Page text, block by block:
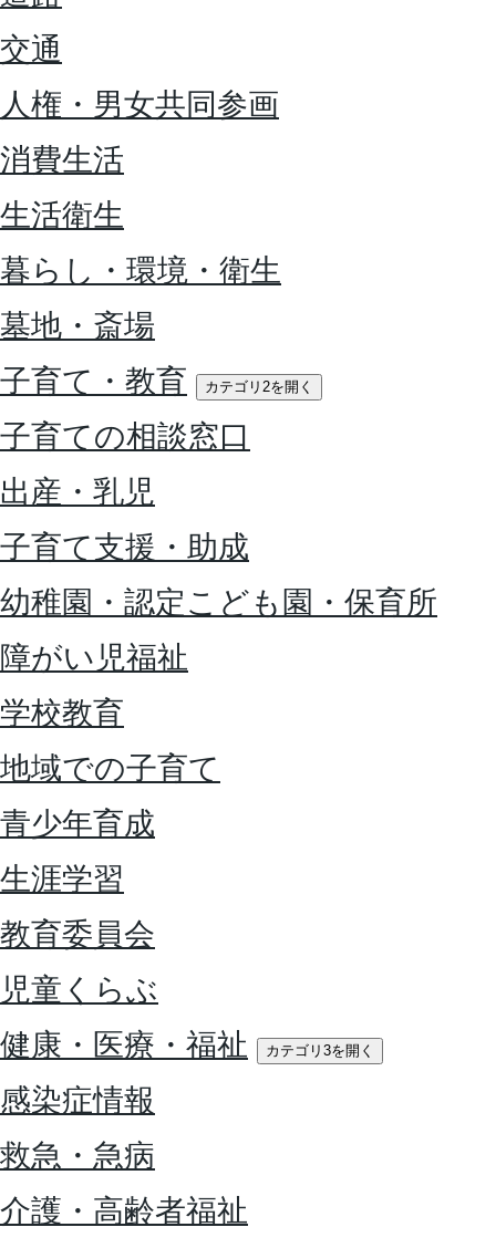
交通
人権・男女共同参画
消費生活
生活衛生
暮らし・環境・衛生
墓地・斎場
子育て・教育
カテゴリ2を開く
子育ての相談窓口
出産・乳児
子育て支援・助成
幼稚園・認定こども園・保育所
障がい児福祉
学校教育
地域での子育て
青少年育成
生涯学習
教育委員会
児童くらぶ
健康・医療・福祉
カテゴリ3を開く
感染症情報
救急・急病
介護・高齢者福祉